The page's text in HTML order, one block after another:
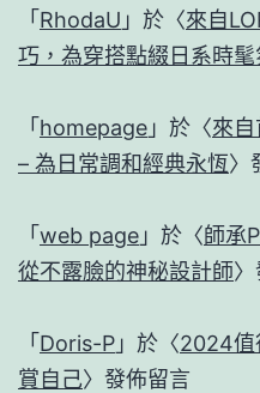
「RhodaU 」於〈來自
巧，為穿搭點綴日系時髦
「homepage 」於〈來
– 為日常調和經典永恆〉
「web page 」於〈師承
從不露臉的神秘設計師
「Doris-P 」於〈2024值
賞自己〉發佈留言